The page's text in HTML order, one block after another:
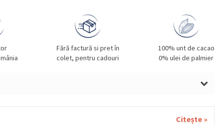
Fără factură si pret în
colet, pentru cadouri
100% unt de cacao
0% ulei de palmier
Citește »